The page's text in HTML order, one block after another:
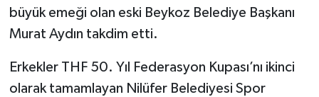
büyük emeği olan eski Beykoz Belediye Başkanı
Murat Aydın takdim etti.
Erkekler THF 50. Yıl Federasyon Kupası’nı ikinci
olarak tamamlayan Nilüfer Belediyesi Spor